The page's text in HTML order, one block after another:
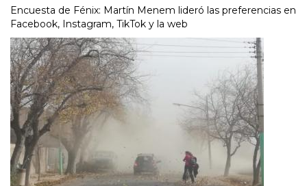
Encuesta de Fénix: Martín Menem lideró las preferencias en
Facebook, Instagram, TikTok y la web